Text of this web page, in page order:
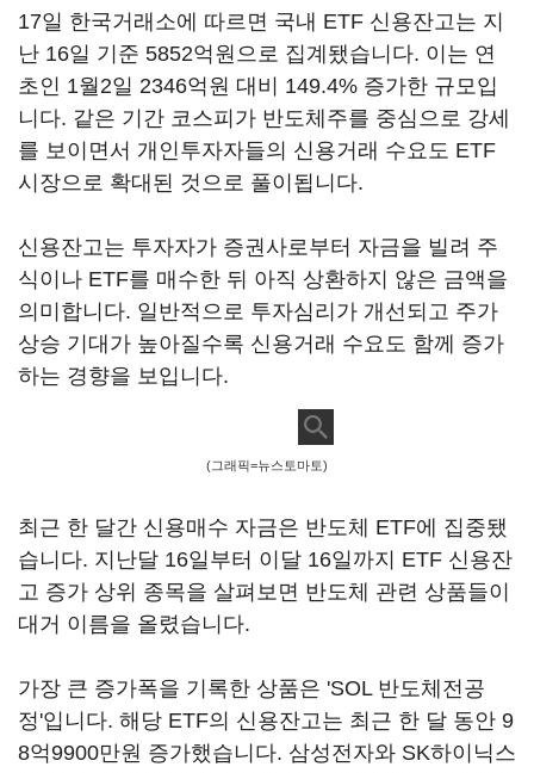
17일 한국거래소에 따르면 국내 ETF 신용잔고는 지
난 16일 기준 5852억원으로 집계됐습니다. 이는 연
초인 1월2일 2346억원 대비 149.4% 증가한 규모입
니다. 같은 기간 코스피가 반도체주를 중심으로 강세
를 보이면서 개인투자자들의 신용거래 수요도 ETF
시장으로 확대된 것으로 풀이됩니다.
신용잔고는 투자자가 증권사로부터 자금을 빌려 주
식이나 ETF를 매수한 뒤 아직 상환하지 않은 금액을
의미합니다. 일반적으로 투자심리가 개선되고 주가
상승 기대가 높아질수록 신용거래 수요도 함께 증가
하는 경향을 보입니다.
(그래픽=뉴스토마토)
최근 한 달간 신용매수 자금은 반도체 ETF에 집중됐
습니다. 지난달 16일부터 이달 16일까지 ETF 신용잔
고 증가 상위 종목을 살펴보면 반도체 관련 상품들이
대거 이름을 올렸습니다.
가장 큰 증가폭을 기록한 상품은 'SOL 반도체전공
정'입니다. 해당 ETF의 신용잔고는 최근 한 달 동안 9
8억9900만원 증가했습니다. 삼성전자와 SK하이닉스